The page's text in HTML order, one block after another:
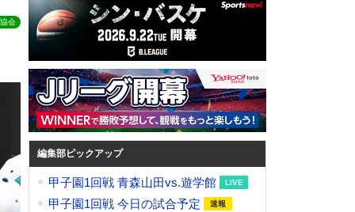
会
編集部ピックアップ
甲子園1回戦 青森山田vs.遊学館
甲子園1回戦 今日の試合予定